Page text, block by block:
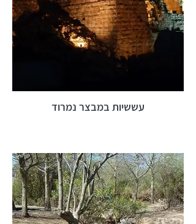
עששיות במבצר נמרוד